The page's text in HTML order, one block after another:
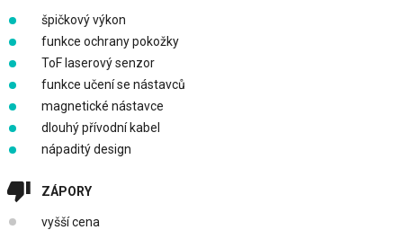
špičkový výkon
funkce ochrany pokožky
ToF laserový senzor
funkce učení se nástavců
magnetické nástavce
dlouhý přívodní kabel
nápaditý design
ZÁPORY
vyšší cena